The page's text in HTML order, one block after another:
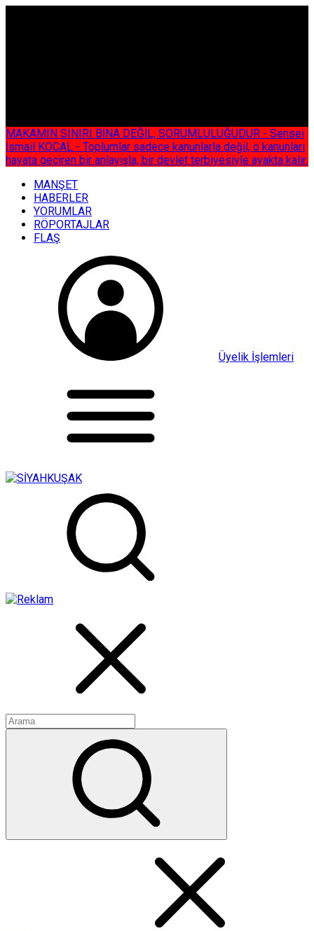
MAKAMIN SINIRI BİNA DEĞİL, SORUMLULUĞUDUR - Sensei
İsmail KOCAL - Toplumlar sadece kanunlarla değil, o kanunları
hayata geçiren bir anlayışla, bir devlet terbiyesiyle ayakta kalır.
MANŞET
HABERLER
YORUMLAR
RÖPORTAJLAR
FLAŞ
Üyelik İşlemleri